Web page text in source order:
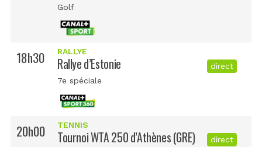
Golf
18h30 RALLYE
Rallye d’Estonie
7e spéciale
direct
20h00 TENNIS
Tournoi WTA 250 d’Athènes (GRE) direct